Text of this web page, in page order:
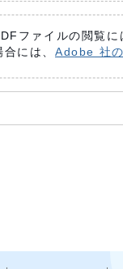
ファイルの閲覧
合には、 Adobe 社